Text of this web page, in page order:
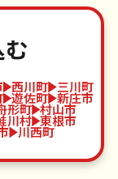
西川町 三川町
遊佐町 新庄市
形町 村山市
川村 東根市
川西町